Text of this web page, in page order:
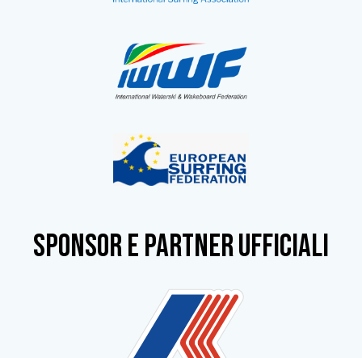
SPONSOR e partner ufficiali